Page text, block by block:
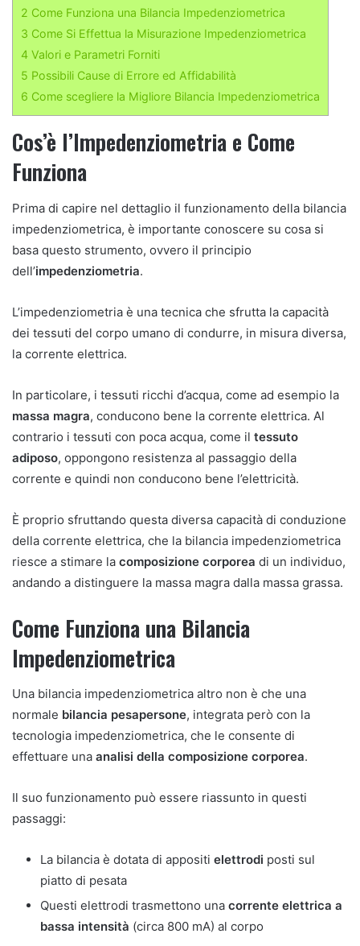
2 Come Funziona una Bilancia Impedenziometrica
3 Come Si Effettua la Misurazione Impedenziometrica
4 Valori e Parametri Forniti
5 Possibili Cause di Errore ed Affidabilità
6 Come scegliere la Migliore Bilancia Impedenziometrica
Cos’è l’Impedenziometria e Come
Funziona
Prima di capire nel dettaglio il funzionamento della bilancia
impedenziometrica, è importante conoscere su cosa si
basa questo strumento, ovvero il principio
dell’impedenziometria.
L’impedenziometria è una tecnica che sfrutta la capacità
dei tessuti del corpo umano di condurre, in misura diversa,
la corrente elettrica.
In particolare, i tessuti ricchi d’acqua, come ad esempio la
massa magra, conducono bene la corrente elettrica. Al
contrario i tessuti con poca acqua, come il tessuto
adiposo, oppongono resistenza al passaggio della
corrente e quindi non conducono bene l’elettricità.
È proprio sfruttando questa diversa capacità di conduzione
della corrente elettrica, che la bilancia impedenziometrica
riesce a stimare la composizione corporea di un individuo,
andando a distinguere la massa magra dalla massa grassa.
Come Funziona una Bilancia
Impedenziometrica
Una bilancia impedenziometrica altro non è che una
normale bilancia pesapersone, integrata però con la
tecnologia impedenziometrica, che le consente di
effettuare una analisi della composizione corporea.
Il suo funzionamento può essere riassunto in questi
passaggi:
La bilancia è dotata di appositi elettrodi posti sul
piatto di pesata
Questi elettrodi trasmettono una corrente elettrica a
bassa intensità (circa 800 mA) al corpo